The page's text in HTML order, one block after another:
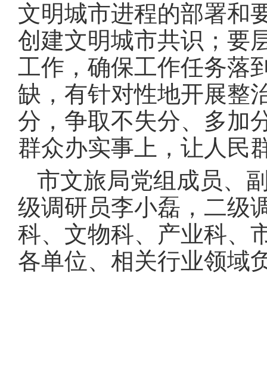
文明城市进程的部署和
创建文明城市共识；要
工作，确保工作任务落
缺，有针对性地开展整
分，争取不失分、多加
群众办实事上，让人民
市文旅局党组成员、
级调研员李小磊，二级
科、文物科、产业科、
各单位、相关行业领域